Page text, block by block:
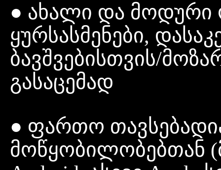
● ახალი და მოდური
ყურსასმენები,
ბავშვებისთვის/
გასაცემად
● ფართო
მოწყობილობებთან